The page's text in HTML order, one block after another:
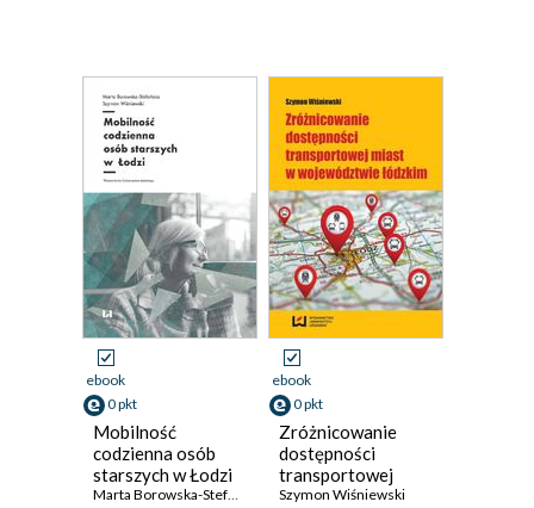
ebook
0 pkt
Mobilność
codzienna osób
starszych w Łodzi
Marta Borowska-Stefańska Szymon Wiśniewski
ebook
0 pkt
Zróżnicowanie
dostępności
transportowej
miast w
Szymon Wiśniewski